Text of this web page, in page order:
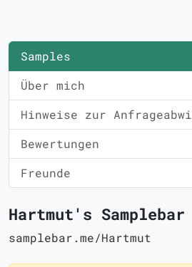
Samples
Über mich
Hinweise zur
Bewertungen
Freunde
Hartmut's Samplebar
samplebar.me/Hartmut